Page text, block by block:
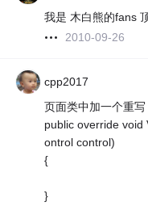
我是 木白熊的fans
2010-09-26
cpp2017
页面类中加一个重写
public override void
ontrol control)
{
}